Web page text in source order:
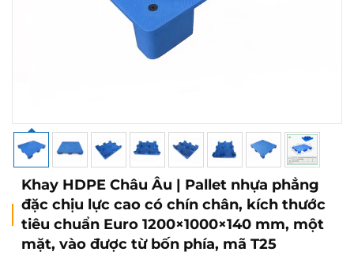
Khay HDPE Châu Âu | Pallet nhựa phẳng
đặc chịu lực cao có chín chân, kích thước
tiêu chuẩn Euro 1200×1000×140 mm, một
mặt, vào được từ bốn phía, mã T25